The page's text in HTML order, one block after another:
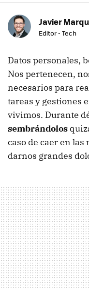
Javier
Editor - Tech
Datos personales,
Nos pertenecen,
necesarios para
tareas y gestiones
vivimos. Durante
sembrándolos
caso de caer en
darnos grandes